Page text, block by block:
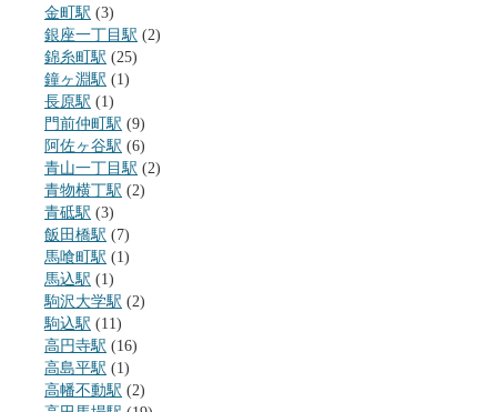
金町駅 (3)
銀座一丁目駅 (2)
錦糸町駅 (25)
鐘ヶ淵駅 (1)
長原駅 (1)
門前仲町駅 (9)
阿佐ヶ谷駅 (6)
青山一丁目駅 (2)
青物横丁駅 (2)
青砥駅 (3)
飯田橋駅 (7)
馬喰町駅 (1)
馬込駅 (1)
駒沢大学駅 (2)
駒込駅 (11)
高円寺駅 (16)
高島平駅 (1)
高幡不動駅 (2)